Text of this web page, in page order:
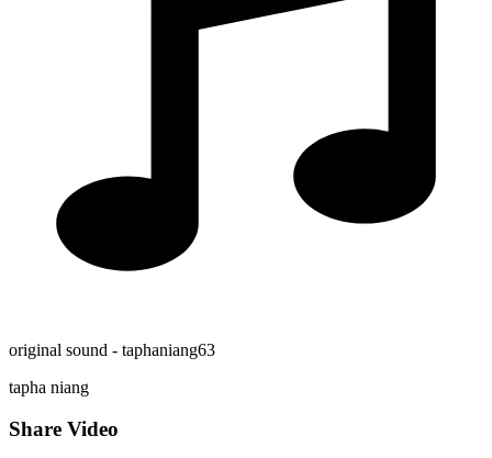
original sound - taphaniang63
tapha niang
Share Video